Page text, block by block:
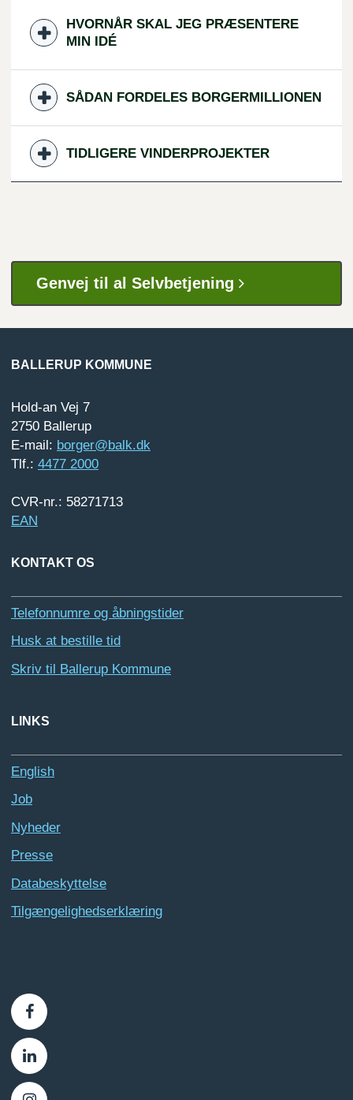
HVORNÅR SKAL JEG PRÆSENTERE
MIN IDÉ
SÅDAN FORDELES BORGERMILLIONEN
TIDLIGERE VINDERPROJEKTER
Genvej til al Selvbetjening
BALLERUP KOMMUNE
Hold-an Vej 7
2750 Ballerup
E-mail: borger@balk.dk
Tlf.: 4477 2000
CVR-nr.: 58271713
EAN
KONTAKT OS
Telefonnumre og åbningstider
Husk at bestille tid
Skriv til Ballerup Kommune
LINKS
English
Job
Nyheder
Presse
Databeskyttelse
Tilgængelighedserklæring